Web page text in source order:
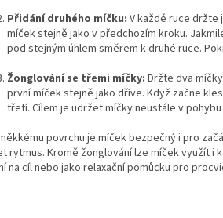
Přidání druhého míčku: V každé ruce
míček stejně jako v předchozím kroku.
pod stejným úhlem směrem k druhé ruce.
Žonglování se třemi míčky: Držte dva
první míček stejně jako dříve. Když začne
třetí. Cílem je udržet míčky neustále v
povrchu je míček bezpečný i pro
rytmus. Kromě žonglování lze míček využít i
na cíl nebo jako relaxační pomůcku pro